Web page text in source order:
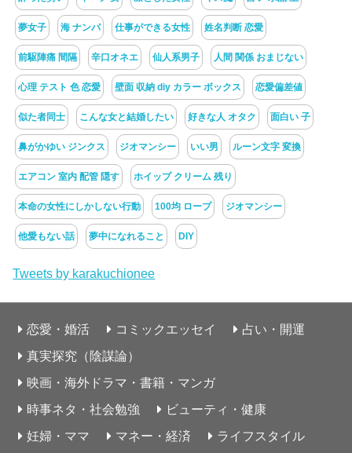
夢女子 海 ナンパ 仕事ができる女性 姓名判断 恋愛
前駆陣痛 間隔 辛口オネエ 仙人系男子 人間 関係 おまじない
心理 テスト 色 恋愛 壁面 収納 diy カラー ボックス 恋愛偏差値
似た者同士 こんな女と結婚したい 好きな人 オタク 面白い 子
鼻がかゆい ジンクス ジオマンシー いい男 ルーン文字 変換
エアコン 室内 配管 隠す ホイップ クリーム 残り
本命の女性にしかしない行動 100均 ロープ ジオマンシー
他愛もない話 夢中になれること DIY
Tweets by karakuchionee
恋愛・婚活 コミックエッセイ
占い・開運
真実探究（陰謀論）
映画・海外ドラマ・書籍・マンガ
時事ネタ・社会勉強
ビューティ・健康
妊婦・ママ
マネー・経済 ライフスタイル